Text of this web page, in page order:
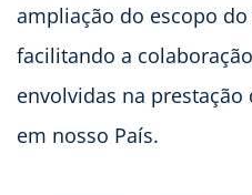
ampliação do escopo
facilitando a
envolvidas na prestação
em nosso País.